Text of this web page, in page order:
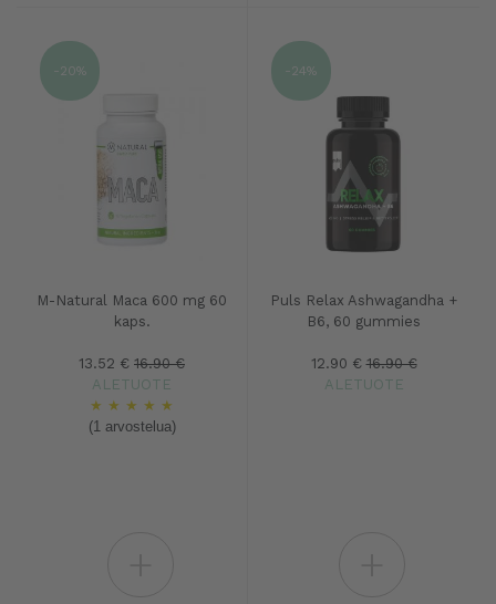
M-Natural Maca 600 mg 60
kaps.
13.52 € 16.90 €
ALETUOTE
★ ★ ★ ★ ★
(1 arvostelua)
-20%
Puls Relax Ashwagandha +
B6, 60 gummies
12.90 € 16.90 €
ALETUOTE
-24%